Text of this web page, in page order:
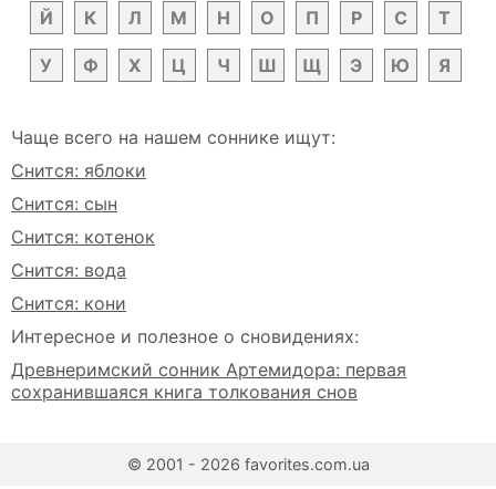
Й К Л М Н О П Р С Т
У Ф Х Ц Ч Ш Щ Э Ю Я
Чаще всего на нашем соннике ищут:
Снится: яблоки
Снится: сын
Снится: котенок
Снится: вода
Снится: кони
Интересное и полезное о сновидениях:
Древнеримский сонник Артемидора: первая
сохранившаяся книга толкования снов
© 2001 - 2026 favorites.com.ua